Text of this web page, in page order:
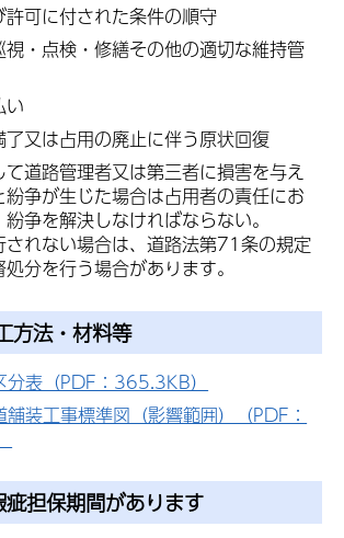
可に付された条件の順守
視・点検・修繕その他の適切な維持管
い
了又は占用の廃止に伴う原状回復
て道路管理者又は第三者に損害を与え
争が生じた場合は占用者の責任にお
争を解決しなければならない。
されない場合は、道路法第71条の規定
分を行う場合があります。
方法・材料等
分表（PDF：365.3KB）
舗装工事標準図（影響範囲）（PDF：
担保期間があります